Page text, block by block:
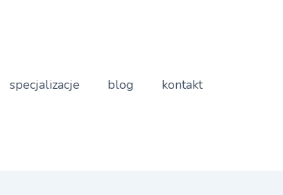
specjalizacje blog kontakt